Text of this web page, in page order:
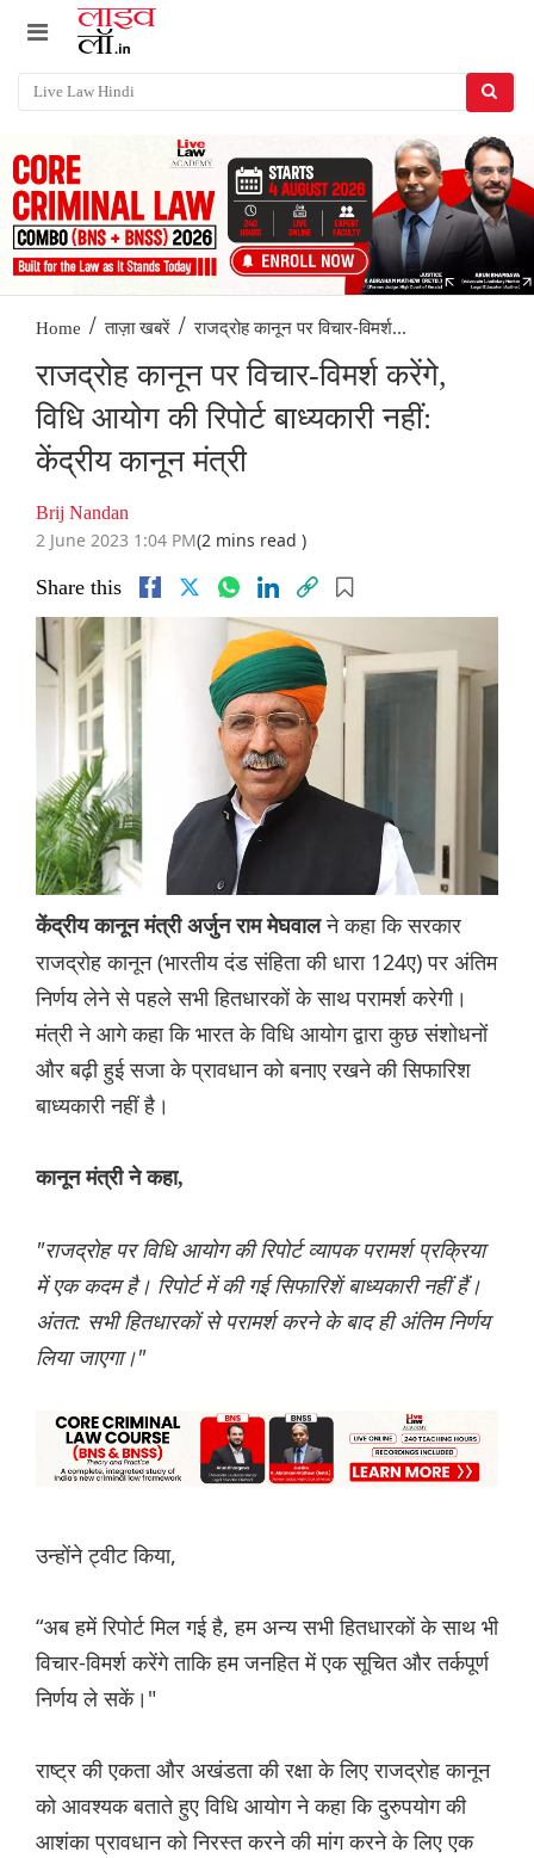
Home / ताज़ा खबरें / राजद्रोह कानून पर विचार-विमर्श...
राजद्रोह कानून पर विचार-विमर्श करेंगे,
विधि आयोग की रिपोर्ट बाध्यकारी नहीं:
केंद्रीय कानून मंत्री
Brij Nandan
2 June 2023 1:04 PM(2 mins read )
Share this
केंद्रीय कानून मंत्री अर्जुन राम मेघवालने कहा कि सरकार
राजद्रोह कानून (भारतीय दंड संहिता की धारा 124ए) पर अंतिम
निर्णय लेने से पहले सभी हितधारकों के साथ परामर्श करेगी।
मंत्री ने आगे कहा कि भारत के विधि आयोग द्वारा कुछ संशोधनों
और बढ़ी हुई सजा के प्रावधान को बनाए रखने की सिफारिश
बाध्यकारी नहीं है।
कानून मंत्री ने कहा,
"राजद्रोह पर विधि आयोग की रिपोर्ट व्यापक परामर्श प्रक्रिया
में एक कदम है। रिपोर्ट में की गई सिफारिशें बाध्यकारी नहीं हैं।
अंतत: सभी हितधारकों से परामर्श करने के बाद ही अंतिम निर्णय
लिया जाएगा।"
उन्होंने ट्वीट किया,
“अब हमें रिपोर्ट मिल गई है, हम अन्य सभी हितधारकों के साथ भी
विचार-विमर्श करेंगे ताकि हम जनहित में एक सूचित और तर्कपूर्ण
निर्णय ले सकें।"
राष्ट्र की एकता और अखंडता की रक्षा के लिए राजद्रोह कानून
को आवश्यक बताते हुए विधि आयोग ने कहा कि दुरुपयोग की
आशंका प्रावधान को निरस्त करने की मांग करने के लिए एक